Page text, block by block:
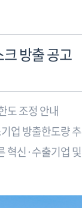
제
로
품
알
늄,
방출 공고
도 조정 안내
업 방출한도량
기업 및 강소기업 방출